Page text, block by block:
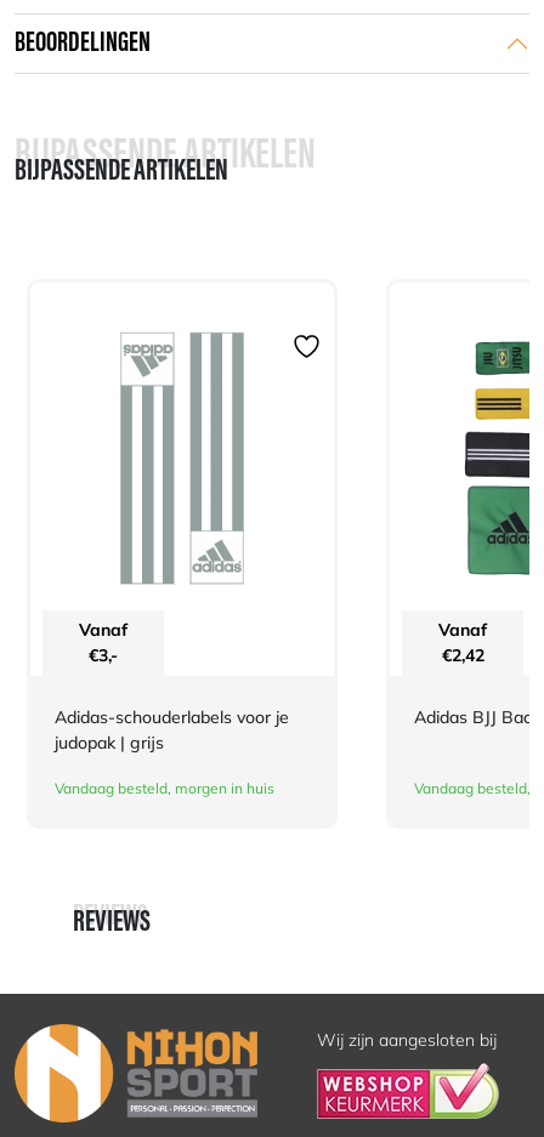
BEOORDELINGEN
BIJPASSENDE ARTIKELEN
BIJPASSENDE ARTIKELEN
Vanaf
€3,-
Adidas-schouderlabels voor je
judopak | grijs
Vandaag besteld, morgen in huis
Vanaf
€2,42
Adidas BJJ
Vandaag besteld,
REVIEWS
REVIEWS
Wij zijn aangesloten bij